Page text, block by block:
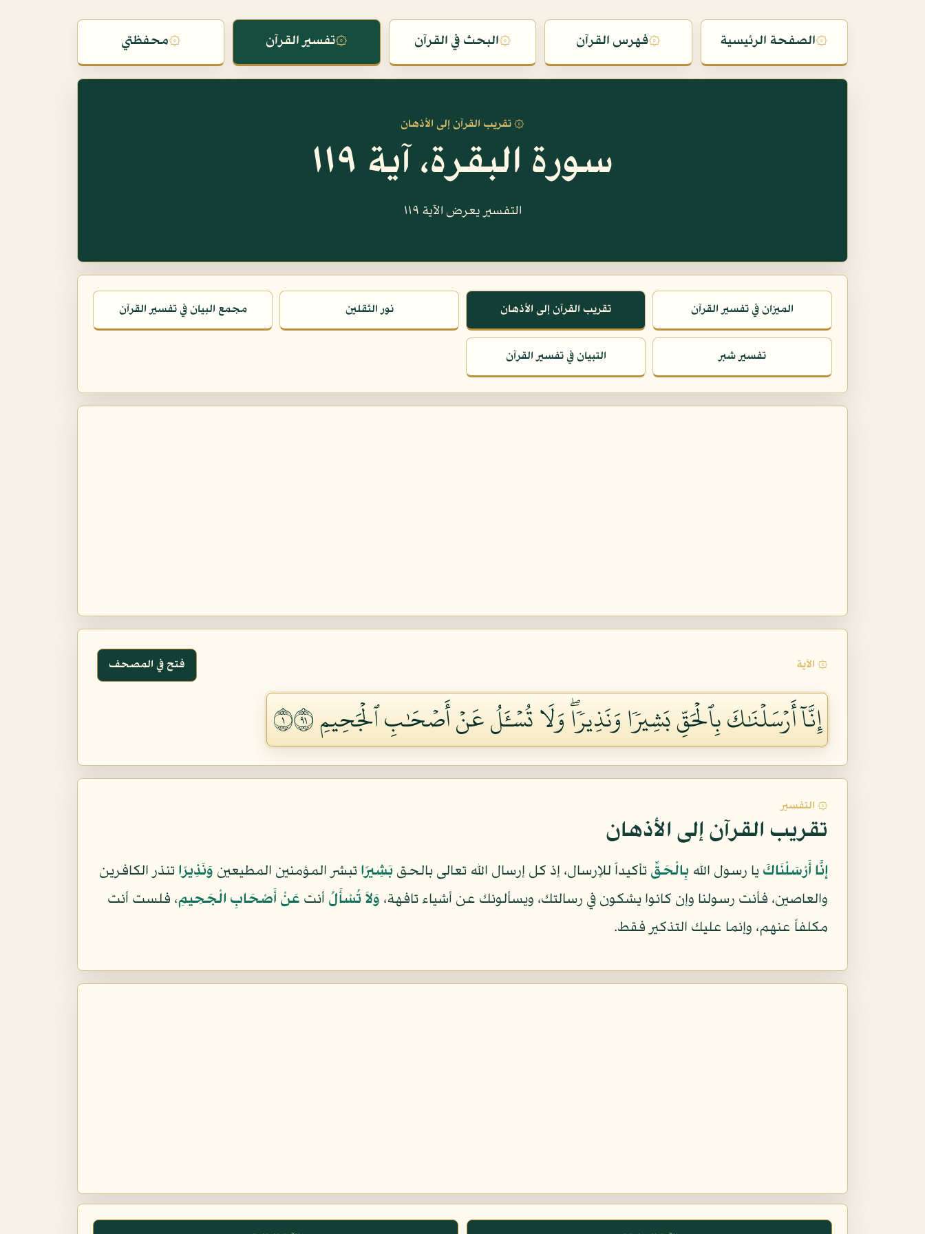
۞الصفحة الرئيسية ۞فهرس القرآن ۞البحث في القرآن ۞تفسير القرآن ۞محفظتي
۞ تقريب القرآن إلى الأذهان
سورة البقرة، آية ١١٩
التفسير يعرض الآية ١١٩
الميزان في تفسير القرآن تقريب القرآن إلى الأذهان نور الثقلين مجمع البيان في تفسير القرآن
تفسير شبر التبيان في تفسير القرآن
۞ الآية فتح في المصحف
إِنَّآ أَرۡسَلۡنَٰكَ بِٱلۡحَقِّ بَشِيرٗا وَنَذِيرٗاۖ وَلَا تُسۡـَٔلُ عَنۡ أَصۡحَٰبِ ٱلۡجَحِيمِ ١١٩
۞ التفسير
تقريب القرآن إلى الأذهان
إِنَّا أَرْسَلْنَاكَ يا رسول الله بِالْحَقِّ تأكيداً للإرسال، إذ كل إرسال الله تعالى بالحق بَشِيرًا تبشر المؤمنين المطيعين وَنَذِيرًا تنذر الكافرين
والعاصين، فأنت رسولنا وإن كانوا يشكون في رسالتك، ويسألونك عن أشياء تافهة، وَلاَ تُسْأَلُ أنت عَنْ أَصْحَابِ الْجَحِيمِ، فلست أنت
مكلفاً عنهم، وإنما عليك التذكير فقط.